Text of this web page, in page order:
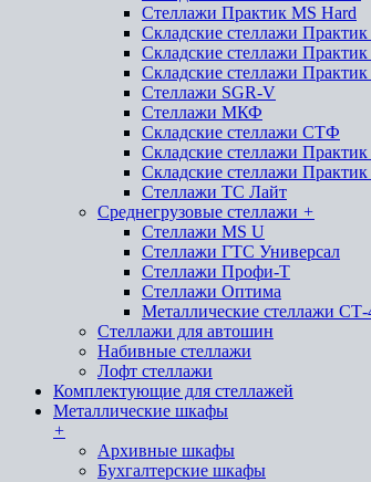
Стеллажи Практик MS Hard
Складские стеллажи
Складские стеллажи
Складские стеллажи
Стеллажи SGR-V
Стеллажи МКФ
Складские стеллажи СТФ
Складские стеллажи
Складские стеллажи
Стеллажи ТС Лайт
Среднегрузовые стеллажи +
Стеллажи MS U
Стеллажи ГТС Универсал
Стеллажи Профи-Т
Стеллажи Оптима
Металлические стеллажи СТ-
Стеллажи для автошин
Набивные стеллажи
Лофт стеллажи
Комплектующие для стеллажей
Металлические шкафы
+
Архивные шкафы
Бухгалтерские шкафы